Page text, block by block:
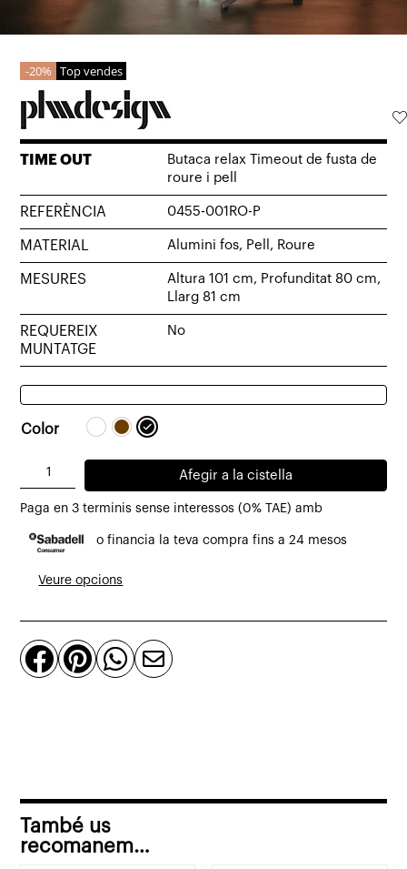
20% Top vendes
TIME OUT
Butaca relax Timeout de fusta de
roure i pell
REFERÈNCIA 0455-001RO-P
MATERIAL Alumini fos, Pell, Roure
MESURES
Altura 101 cm, Profunditat 80 cm,
Llarg 81 cm
REQUEREIX
MUNTATGE
No
Color
quantitat
Butaca
relax
fusta
de
roure
Afegir a la cistella
Paga en 3 terminis sense interessos (0% TAE) amb
o financia la teva compra fins a 24 mesos
Veure opcions
   
També us
recomanem…